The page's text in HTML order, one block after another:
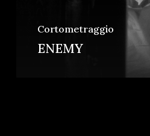
Cortometraggio
ENEMY